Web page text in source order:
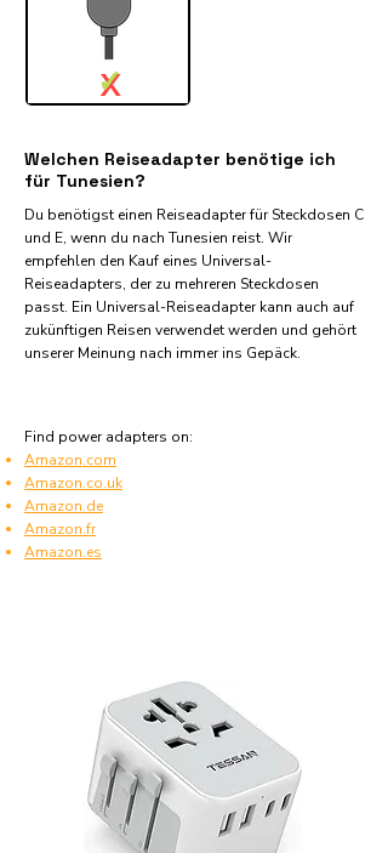
X
✓
Welchen Reiseadapter benötige ich
für Tunesien?
Du benötigst einen Reiseadapter für Steckdosen C
und E, wenn du nach Tunesien reist. Wir
empfehlen den Kauf eines Universal-
Reiseadapters, der zu mehreren Steckdosen
passt. Ein Universal-Reiseadapter kann auch auf
zukünftigen Reisen verwendet werden und gehört
unserer Meinung nach immer ins Gepäck.
Find power adapters on:
Amazon.com
Amazon.co.uk
Amazon.de
Amazon.fr
Amazon.es